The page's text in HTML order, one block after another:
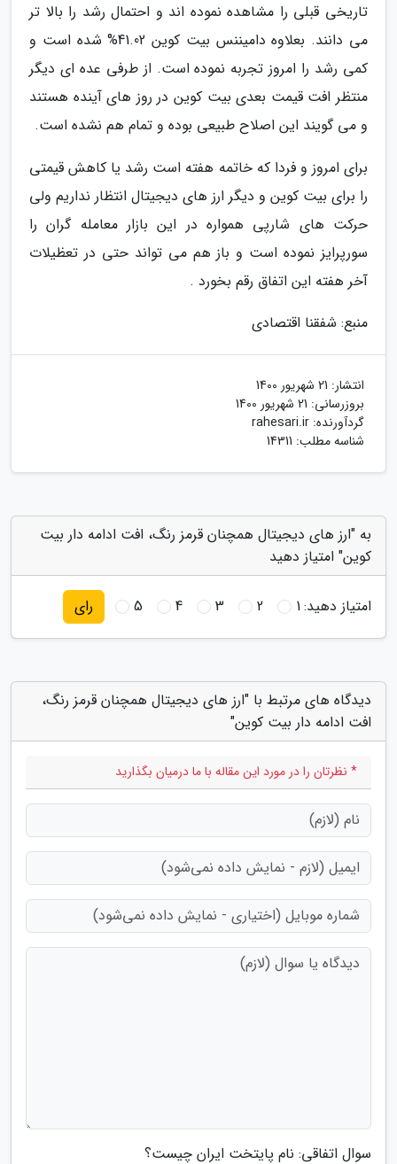
تاریخی قبلی را مشاهده نموده اند و احتمال رشد را بالا تر
می دانند. بعلاوه دامیننس بیت کوین 41.02% شده است و
کمی رشد را امروز تجربه نموده است. از طرفی عده ای دیگر
منتظر افت قیمت بعدی بیت کوین در روز های آینده هستند
و می گویند این اصلاح طبیعی بوده و تمام هم نشده است.
برای امروز و فردا که خاتمه هفته است رشد یا کاهش قیمتی
را برای بیت کوین و دیگر ارز های دیجیتال انتظار نداریم ولی
حرکت های شارپی همواره در این بازار معامله گران را
سورپرایز نموده است و باز هم می تواند حتی در تعظیلات
آخر هفته این اتفاق رقم بخورد .
منبع: شفقنا اقتصادی
انتشار: 21 شهریور 1400
بروزرسانی: 21 شهریور 1400
گردآورنده: rahesari.ir
شناسه مطلب: 14311
به "ارز های دیجیتال همچنان قرمز رنگ، افت ادامه دار بیت
کوین" امتیاز دهید
امتیاز دهید:1
2
3
4
5 رای
دیدگاه های مرتبط با "ارز های دیجیتال همچنان قرمز رنگ،
افت ادامه دار بیت کوین"
* نظرتان را در مورد این مقاله با ما درمیان بگذارید
سوال اتفاقی: نام پایتخت ایران چیست؟